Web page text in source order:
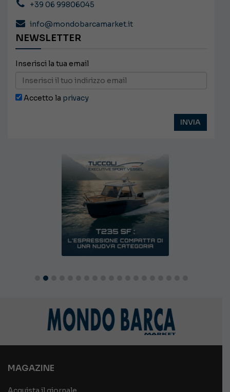
+39 06 99806045
info@mondobarcamarket.it
NEWSLETTER
Inserisci la tua email
Accetto la privacy
MAGAZINE